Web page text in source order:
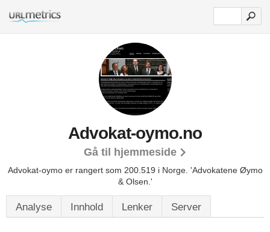
Advokat-oymo.no
Gå til hjemmeside
Advokat-oymo er rangert som 200.519 i Norge. 'Advokatene Øymo
& Olsen.'
Analyse Innhold Lenker Server